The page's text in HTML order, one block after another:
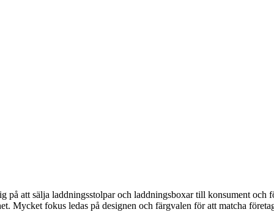
att sälja laddningsstolpar och laddningsboxar till konsument och
Mycket fokus ledas på designen och färgvalen för att matcha